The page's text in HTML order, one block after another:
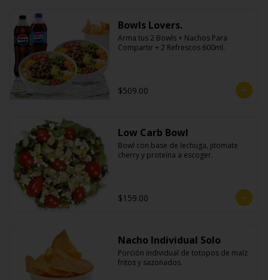
Bowls Lovers.
Arma tus 2 Bowls + Nachos Para
Compartir + 2 Refrescos 600ml.
$509.00
Low Carb Bowl
Bowl con base de lechuga, jitomate
cherry y proteína a escoger.
$159.00
Nacho Individual Solo
Porción individual de totopos de maíz
fritos y sazonados.